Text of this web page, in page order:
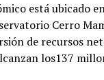
está ubicado
Cerro
de recursos
los137